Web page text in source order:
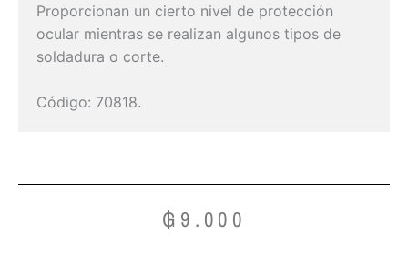
Proporcionan un cierto nivel de protección
ocular mientras se realizan algunos tipos de
soldadura o corte.
Código: 70818.
₲ 9.000